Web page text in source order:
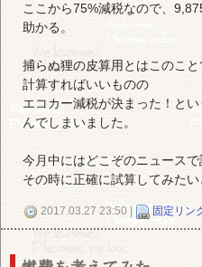
ここから75%減税なので、
助かる。
捕らぬ狸の皮算用とはこのこ
計算すればいいものの
エコカー減税が決まった！と
んでしまいました。
今月中にはどこぞのニュースで
その時に正確に試算してみたい
2017.03.27 23:50 | 固定リン